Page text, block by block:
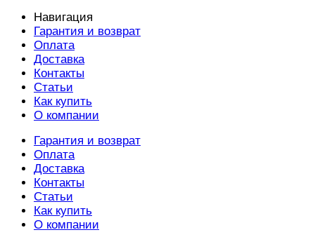
Навигация
Гарантия и возврат
Оплата
Доставка
Контакты
Статьи
Как купить
О компании
Гарантия и возврат
Оплата
Доставка
Контакты
Статьи
Как купить
О компании